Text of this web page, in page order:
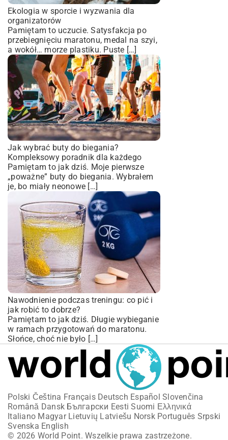
Ekologia w sporcie i wyzwania dla
organizatorów
Pamiętam to uczucie. Satysfakcja po
przebiegnięciu maratonu, medal na szyi,
a wokół… morze plastiku. Puste […]
Jak wybrać buty do biegania?
Kompleksowy poradnik dla każdego
Pamiętam to jak dziś. Moje pierwsze
„poważne” buty do biegania. Wybrałem
je, bo miały neonowe […]
Nawodnienie podczas treningu: co pić i
jak robić to dobrze?
Pamiętam to jak dziś. Długie wybieganie
w ramach przygotowań do maratonu.
Słońce, choć nie było […]
Polski Čeština Français Deutsch Español Slovenčina
Română Dansk Български Eesti Suomi Ελληνικά
Italiano Magyar Lietuvių Latviešu Norsk Português Srpski
Svenska English
© 2026 World Point. Wszelkie prawa zastrzeżone.